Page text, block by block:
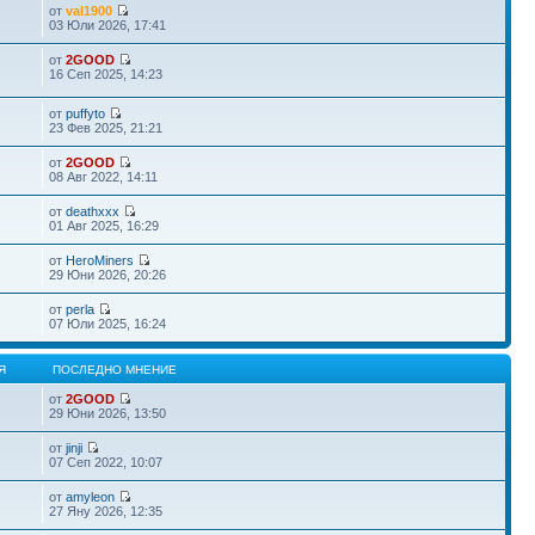
отval1900
03 Юли 2026, 17:41
от2GOOD
16 Сеп 2025, 14:23
отpuffyto
23 Фев 2025, 21:21
от2GOOD
08 Авг 2022, 14:11
отdeathxxx
01 Авг 2025, 16:29
от HeroMiners
29 Юни 2026, 20:26
отperla
07 Юли 2025, 16:24
ПОСЛЕДНО МНЕНИЕ
от2GOOD
29 Юни 2026, 13:50
отjinji
07 Сеп 2022, 10:07
отamyleon
27 Яну 2026, 12:35